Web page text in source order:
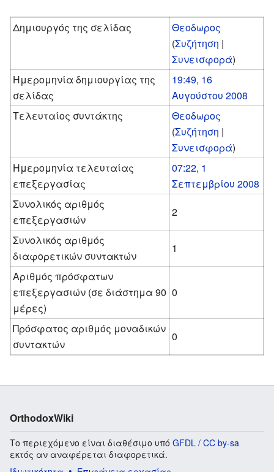
Δημιουργός της σελίδας
Θεοδωρος
(Συζήτηση |
Συνεισφορά)
Ημερομηνία δημιουργίας της
σελίδας
19:49, 16
Αυγούστου 2008
Τελευταίος συντάκτης
Θεοδωρος
(Συζήτηση |
Συνεισφορά)
Ημερομηνία τελευταίας
επεξεργασίας
07:22, 1
Σεπτεμβρίου 2008
Συνολικός αριθμός
επεξεργασιών
2
Συνολικός αριθμός
διαφορετικών συντακτών
1
Αριθμός πρόσφατων
επεξεργασιών (σε διάστημα 90
μέρες)
0
Πρόσφατος αριθμός μοναδικών
συντακτών
0
OrthodoxWiki
Το περιεχόμενο είναι διαθέσιμο υπό GFDL / CC by-sa
εκτός αν αναφέρεται διαφορετικά.